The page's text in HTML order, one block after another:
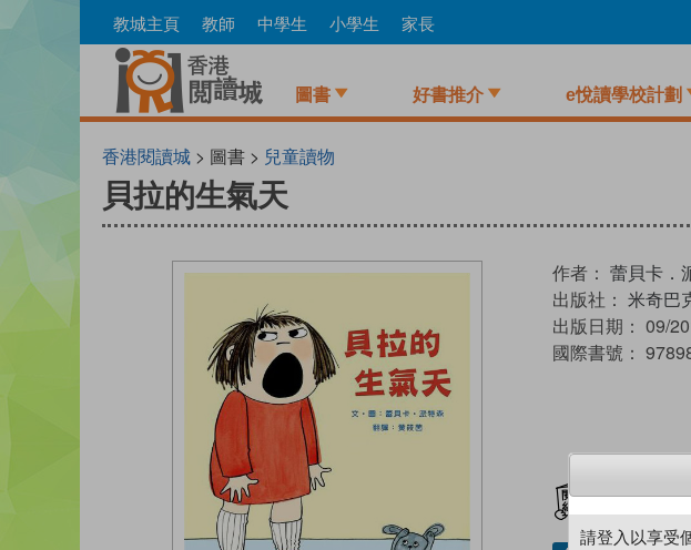
to
教城主頁 教師 中學生 小學生 家長
圖書 好書推介 e悅讀學校計劃
香港閱讀城 > 圖書 > 兒童讀物
貝拉的生氣天
作者： 蕾貝卡．
出版社： 米奇巴
出版日期： 09/
國際書號：
請登入以享受